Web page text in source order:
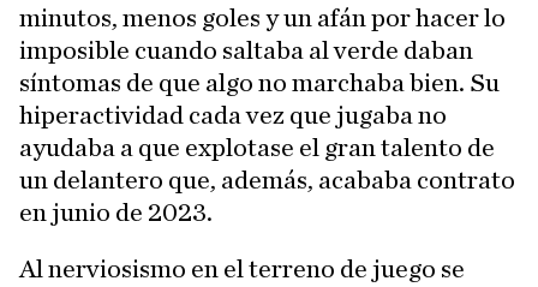
minutos, menos goles y un afán por hacer lo
imposible cuando saltaba al verde daban
síntomas de que algo no marchaba bien. Su
hiperactividad cada vez que jugaba no
ayudaba a que explotase el gran talento de
un delantero que, además, acababa contrato
en junio de 2023.
Al nerviosismo en el terreno de juego se